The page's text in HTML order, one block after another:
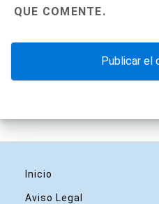
QUE COMENTE.
Inicio
Aviso Legal